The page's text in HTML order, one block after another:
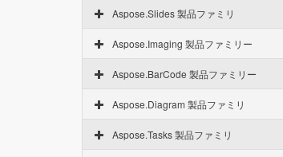
Aspose.Slides 製品ファミリ
Aspose.Imaging 製品ファミリー
Aspose.BarCode 製品ファミリー
Aspose.Diagram 製品ファミリ
Aspose.Tasks 製品ファミリ